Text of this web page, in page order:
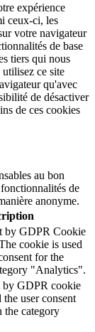
expérience
ceux-ci, les
votre navigateur
de base
tiers qui nous
ce site
qu'avec
de désactiver
de ces cookies
au bon
de
anonyme.
by GDPR Cookie
cookie is used
for the
"Analytics".
by GDPR cookie
user consent
the category